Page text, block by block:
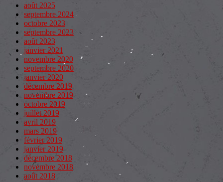
août 2025
septembre 2024
octobre 2023
septembre 2023
août 2023
janvier 2021
novembre 2020
septembre 2020
janvier 2020
décembre 2019
novembre 2019
octobre 2019
juillet 2019
avril 2019
mars 2019
février 2019
janvier 2019
décembre 2018
novembre 2018
août 2018